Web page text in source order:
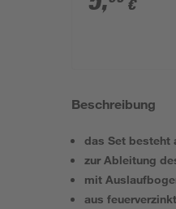
€
Beschreibung
das Set besteht
zur Ableitung
mit
aus